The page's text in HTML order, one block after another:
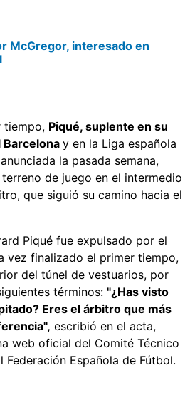
McGregor, interesado en
tiempo, Piqué, suplente en su
y en la Liga española
la pasada semana,
de juego en el intermedio
que siguió su camino hacia el
Piqué fue expulsado por el
vez finalizado el primer tiempo,
del túnel de vestuarios, por
términos: "¿Has visto
Eres el árbitro que más
escribió en el acta,
web oficial del Comité Técnico
Federación Española de Fútbol.